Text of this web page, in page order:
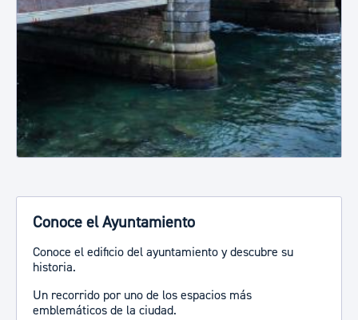
Conoce el Ayuntamiento
Conoce el edificio del ayuntamiento y descubre su
historia.
Un recorrido por uno de los espacios más
emblemáticos de la ciudad.